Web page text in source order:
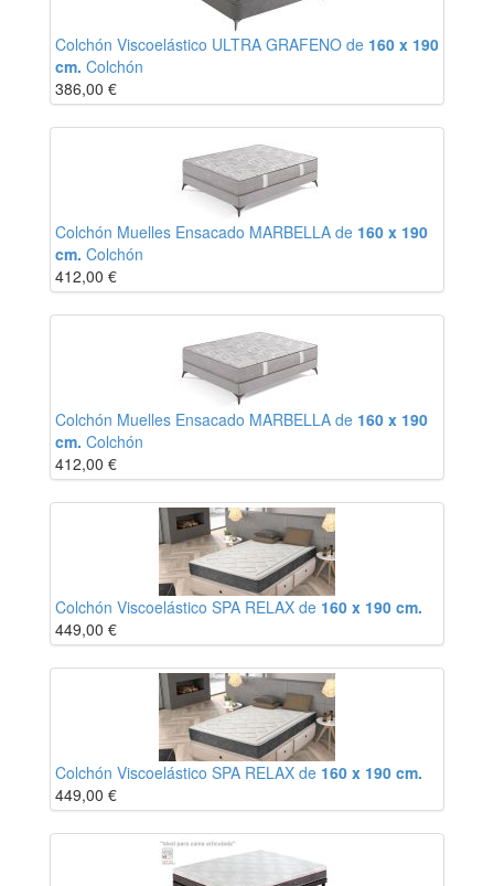
Colchón Viscoelástico ULTRA GRAFENO de 160 x 190
cm. Colchón
386,00 €
Colchón Muelles Ensacado MARBELLA de 160 x 190
cm. Colchón
412,00 €
Colchón Muelles Ensacado MARBELLA de 160 x 190
cm. Colchón
412,00 €
Colchón Viscoelástico SPA RELAX de 160 x 190 cm.
449,00 €
Colchón Viscoelástico SPA RELAX de 160 x 190 cm.
449,00 €